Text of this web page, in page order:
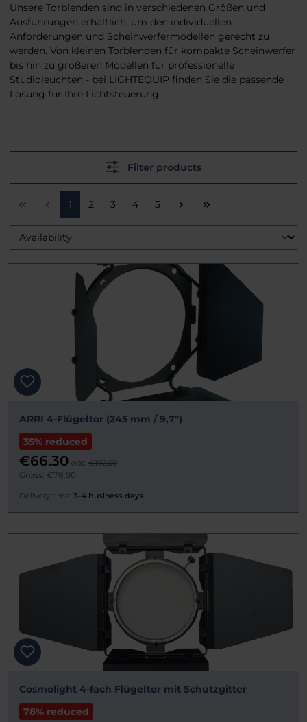
Unsere Torblenden sind in verschiedenen Größen und
Ausführungen erhältlich, um den individuellen
Anforderungen und Scheinwerfermodellen gerecht zu
werden. Von kleinen Torblenden für kompakte Scheinwerfer
bis hin zu größeren Modellen für professionelle
Studioleuchten - bei LIGHTEQUIP finden Sie die passende
Lösung für Ihre Lichtsteuerung.
Filter products
Page
1 Page
2 Page
3 Page
4 Page
5
ARRI 4-Flügeltor (245 mm / 9,7")
35% reduced
€66.30 was: €102.00
Gross: €78.90
Delivery time: 3–4 business days
Cosmolight 4-fach Flügeltor mit Schutzgitter
78% reduced